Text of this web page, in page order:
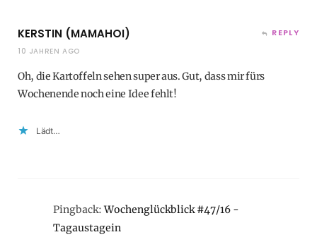
KERSTIN (MAMAHOI)
10 JAHREN AGO
REPLY
Oh, die Kartoffeln sehen super aus. Gut, dass mir fürs
Wochenende noch eine Idee fehlt!
Lädt…
Pingback:Wochenglückblick #47/16 -
Tagaustagein